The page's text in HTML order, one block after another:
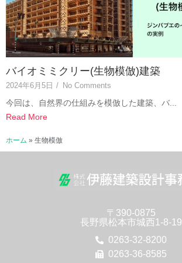
バイオミミクリー(生物模倣)建築
2024年6月5日 / No Comments
今回は、自然界の仕組みを模倣した建築、バ...
Read More
ホーム » 生物模倣
〒390-0875
長野県松本市城西1-8-19
0263-32-8200
0263-36-8585